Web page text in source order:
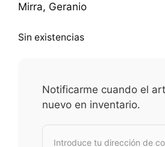
Mirra, Geranio
Sin existencias
Notificarme cuando el
nuevo en inventario.